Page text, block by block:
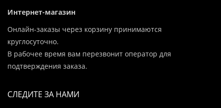
Интернет-магазин
Онлайн-заказы через корзину принимаются
круглосуточно.
В рабочее время вам перезвонит оператор для
подтверждения заказа.
СЛЕДИТЕ ЗА НАМИ